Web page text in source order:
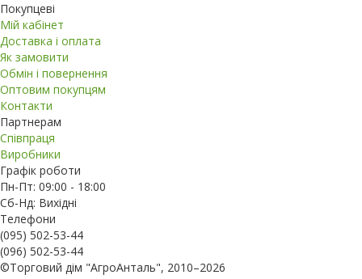
Покупцеві
Мій кабінет
Доставка і оплата
Як замовити
Обмін і повернення
Оптовим покупцям
Контакти
Партнерам
Співпраця
Виробники
Графік роботи
Пн-Пт: 09:00 - 18:00
Сб-Нд: Вихідні
Телефони
(095) 502-53-44
(096) 502-53-44
©Торговий дім "АгроАнталь", 2010–2026